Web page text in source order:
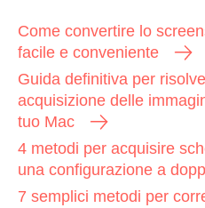
Come convertire lo
facile e conveniente
Guida definitiva per
acquisizione delle
tuo Mac
4 metodi per acquisire
una configurazione a
7 semplici metodi per